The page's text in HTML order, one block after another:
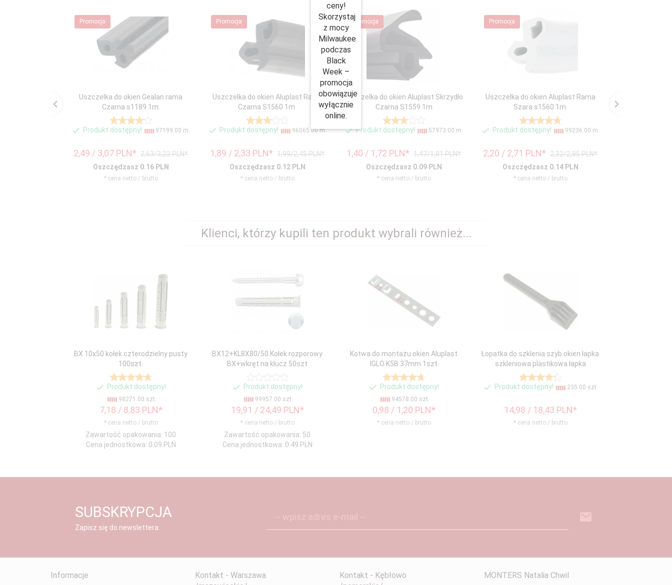
Promocja
Uszczelka do okien Gealan rama
Czarna s1189 1m.
Produkt dostępny! 97199.00 m.
2,49 / 3,07 PLN* 2,63/3,23 PLN*
Oszczędzasz 0.16 PLN
* cena netto / brutto
Promocja
Uszczelka do okien Aluplast Rama
Czarna S1560 1m.
Produkt dostępny! 96065.00 m.
1,89 / 2,33 PLN* 1,99/2,45 PLN*
Oszczędzasz 0.12 PLN
* cena netto / brutto
Promocja
Uszczelka do okien Aluplast Skrzydło
Czarna S1559 1m
Produkt dostępny! 57973.00 m.
1,40 / 1,72 PLN* 1,47/1,81 PLN*
Oszczędzasz 0.09 PLN
* cena netto / brutto
Promocja
Uszczelka do okien Aluplast Rama
Szara s1560 1m.
Produkt dostępny! 99236.00 m.
2,20 / 2,71 PLN* 2,32/2,85 PLN*
Oszczędzasz 0.14 PLN
* cena netto / brutto
Klienci, którzy kupili ten produkt wybrali również...
BX 10x50 kołek czterodzielny pusty
100szt.
Produkt dostępny!
98271.00 szt.
7,18 / 8,83 PLN*
* cena netto / brutto
Zawartość opakowania: 100
Cena jednostkowa: 0.09 PLN
BX12+KL8X80/50 Kołek rozporowy
BX+wkręt na klucz 50szt
Produkt dostępny!
99957.00 szt.
19,91 / 24,49 PLN*
* cena netto / brutto
Zawartość opakowania: 50
Cena jednostkowa: 0.49 PLN
Kotwa do montażu okien Aluplast
IGLO K5B 37mm 1szt
Produkt dostępny!
94578.00 szt.
0,98 / 1,20 PLN*
* cena netto / brutto
Łopatka do szklenia szyb okien łapka
szkleniowa plastikowa łapka
Produkt dostępny! 235.00 szt.
14,98 / 18,43 PLN*
* cena netto / brutto
SUBSKRYPCJA
Zapisz się do newslettera:
Informacje
Kontakt - Warszawa
Kontakt - Kębłowo
MONTERS Natalia Chwil
ceny!
Skorzystaj
z mocy
Milwaukee
podczas
Black
Week –
promocja
obowiązuje
wyłącznie
online.